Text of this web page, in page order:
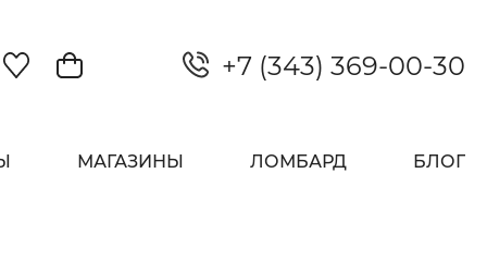
+7 (343) 369-00-30
МАГАЗИНЫ ЛОМБАРД БЛОГ